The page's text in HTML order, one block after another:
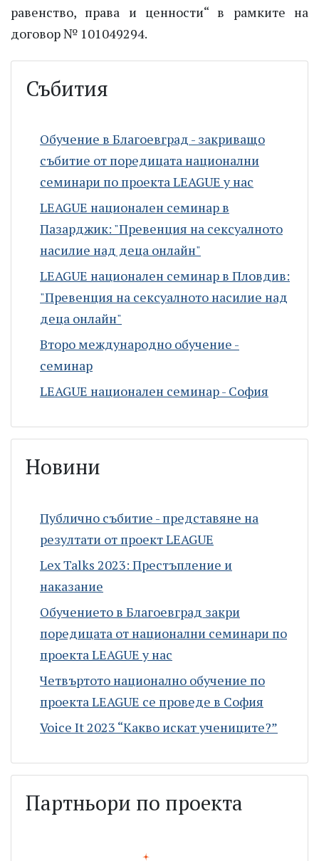
равенство, права и ценности“ в рамките на
договор № 101049294.
Събития
Обучение в Благоевград - закриващо
събитие от поредицата национални
семинари по проекта LEAGUE у нас
LEAGUE национален семинар в
Пазарджик: "Превенция на сексуалното
насилие над деца онлайн"
LEAGUE национален семинар в Пловдив:
"Превенция на сексуалното насилие над
деца онлайн"
Второ международно обучение -
семинар
LEAGUE национален семинар - София
Новини
Публично събитие - представяне на
резултати от проект LEAGUE
Lex Talks 2023: Престъпление и
наказание
Обучението в Благоевград закри
поредицата от национални семинари по
проекта LEAGUE у нас
Четвъртото национално обучение по
проекта LEAGUE се проведе в София
Voice It 2023 “Какво искат учениците?”
Партньори по проекта